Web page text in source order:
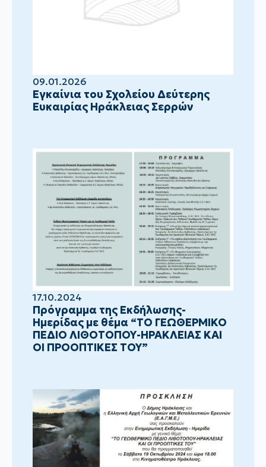
09.01.2026
Eγκαίνια του Σχολείου Δεύτερης
Ευκαιρίας Ηράκλειας Σερρών
17.10.2024
Πρόγραμμα της Εκδήλωσης-
Ημερίδας με θέμα “ΤΟ ΓΕΩΘΕΡΜΙΚΟ
ΠΕΔΙΟ ΛΙΘΟΤΟΠΟΥ-ΗΡΑΚΛΕΙΑΣ ΚΑΙ
ΟΙ ΠΡΟΟΠΤΙΚΕΣ ΤΟΥ”